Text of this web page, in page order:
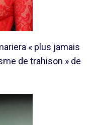
« plus jamais
de trahison » de